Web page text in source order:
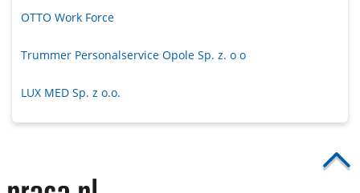
OTTO Work Force
Trummer Personalservice Opole Sp. z. o o
LUX MED Sp. z o.o.